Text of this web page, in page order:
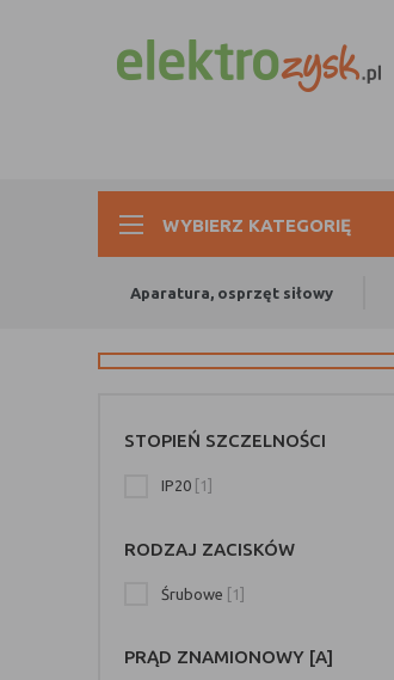
WYBIERZ KATEGORIĘ
Aparatura, osprzęt siłowy
STOPIEŃ SZCZELNOŚCI
IP20 [1]
RODZAJ ZACISKÓW
Śrubowe [1]
PRĄD ZNAMIONOWY [A]